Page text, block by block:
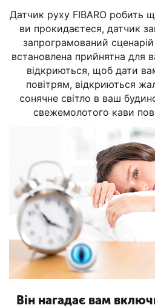
Датчик руху FIBARO робить
ви прокидаєтеся, датчик
запрограмований
встановлена прийнятна для
відкриються, щоб дати
повітрям, відкриються
сонячне світло в ваш
свежемолотого кави
Він нагадає вам